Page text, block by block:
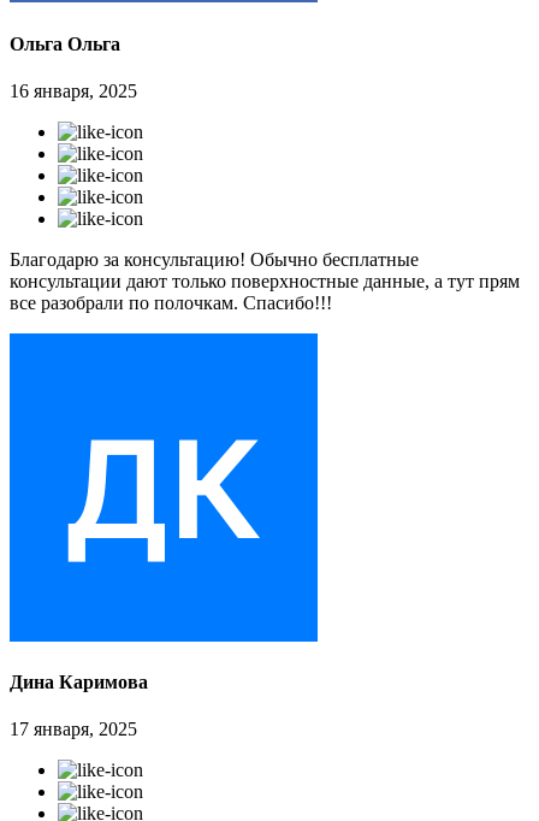
Ольга Ольга
16 января, 2025
Благодарю за консультацию! Обычно бесплатные
консультации дают только поверхностные данные, а тут прям
все разобрали по полочкам. Спасибо!!!
Дина Каримова
17 января, 2025